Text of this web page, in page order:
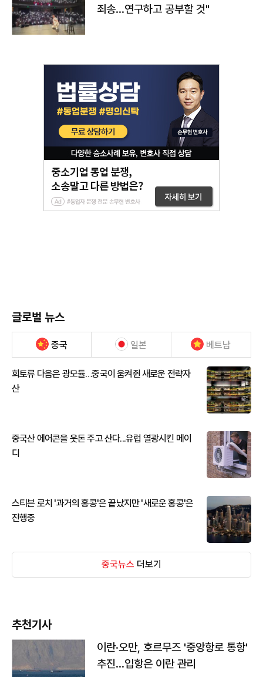
죄송…연구하고 공부할 것"
글로벌 뉴스
중국 일본 베트남
희토류 다음은 광모듈…중국이 움켜쥔 새로운 전략자
산
중국산 에어콘을 웃돈 주고 산다...유럽 열광시킨 메이
디
스티븐 로치 '과거의 홍콩'은 끝났지만 '새로운 홍콩'은
진행중
중국뉴스 더보기
추천기사
이란·오만, 호르무즈 '중앙항로 통항'
추진…입항은 이란 관리